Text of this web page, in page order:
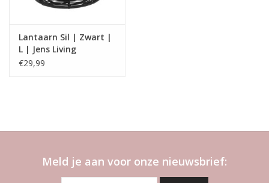
Lantaarn Sil | Zwart |
L | Jens Living
€29,99
Meld je aan voor onze nieuwsbrief: